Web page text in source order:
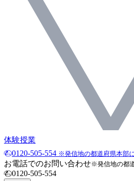
体験授業
0120-505-554 ※発信地の都道府県本部
お電話でのお問い合わせ※発信地の都
0120-505-554